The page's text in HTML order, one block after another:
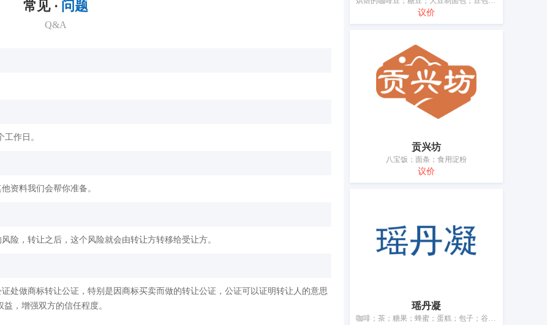
常见 · 问题
Q&A
作日。
资料我们会帮你准备。
险，转让之后，这个风险就会由转让方转移给受让方。
处做商标转让公证，特别是因商标买卖而做的转让公证，公证可以证明转让人的意思
，增强双方的信任程度。
议价
贡兴坊
八宝饭；面条；食用淀粉
议价
瑶丹凝
咖啡；茶；糖果；蜂蜜；蛋糕；包子；谷粉；面条；食用淀粉；调味品